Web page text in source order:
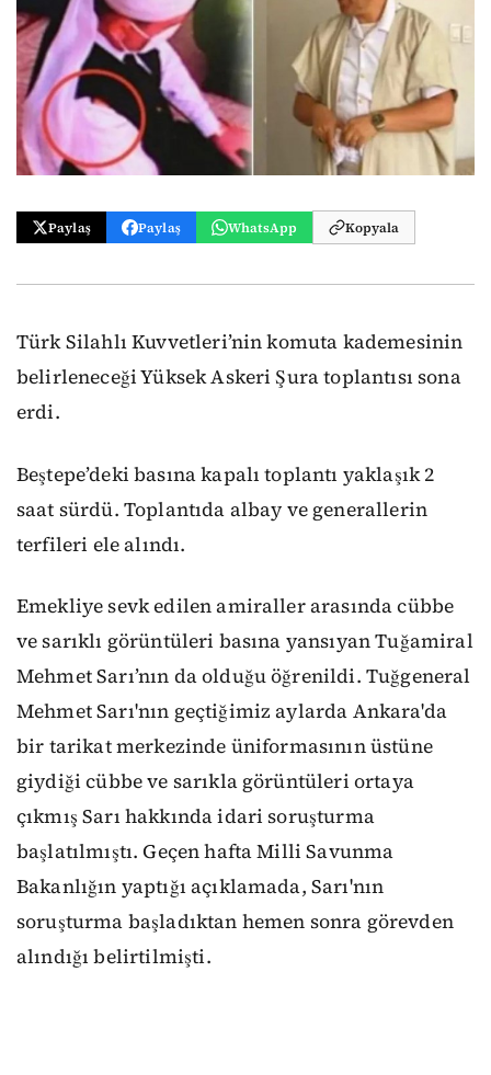
Paylaş Paylaş WhatsApp Kopyala
Türk Silahlı Kuvvetleri’nin komuta kademesinin
belirleneceği Yüksek Askeri Şura toplantısı sona
erdi.
Beştepe’deki basına kapalı toplantı yaklaşık 2
saat sürdü. Toplantıda albay ve generallerin
terfileri ele alındı.
Emekliye sevk edilen amiraller arasında cübbe
ve sarıklı görüntüleri basına yansıyan Tuğamiral
Mehmet Sarı’nın da olduğu öğrenildi. Tuğgeneral
Mehmet Sarı'nın geçtiğimiz aylarda Ankara'da
bir tarikat merkezinde üniformasının üstüne
giydiği cübbe ve sarıkla görüntüleri ortaya
çıkmış Sarı hakkında idari soruşturma
başlatılmıştı. Geçen hafta Milli Savunma
Bakanlığın yaptığı açıklamada, Sarı'nın
soruşturma başladıktan hemen sonra görevden
alındığı belirtilmişti.